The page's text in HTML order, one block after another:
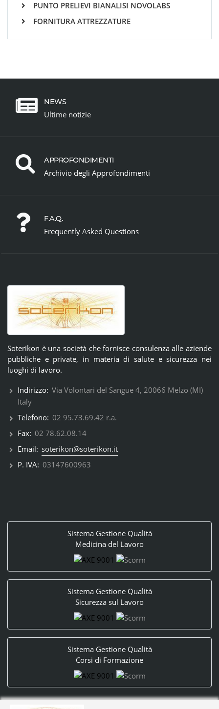
PUNTO PRELIEVI BIANALISI NOVOLABS
FORNITURA ATTREZZATURE
NEWS
Ultime notizie
APPROFONDIMENTI
Archivio degli Approfondimenti
F.A.Q.
Frequently Asked Questions
Soterikon è una società che fornisce consulenza alle aziende
pubbliche e private, in materia di salute e sicurezza nei
luoghi di lavoro.
Indirizzo: Via Volontari del Sangue 4, 20066 Melzo (MI)
Italy
Telefono: 02 95.73.69.42 r.a.
Fax: 02 78.62.08.14
Email: soterikon@soterikon.it
P. IVA: 03147600963
Sistema Gestione Qualità
Medicina del Lavoro
Sistema Gestione Qualità
Sicurezza sul Lavoro
Sistema Gestione Qualità
Corsi di Formazione